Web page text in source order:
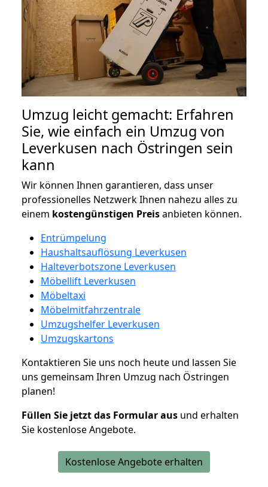
Umzug leicht gemacht: Erfahren
Sie, wie einfach ein Umzug von
Leverkusen nach Östringen sein
kann
Wir können Ihnen garantieren, dass unser
professionelles Netzwerk Ihnen nahezu alles zu
einem kostengünstigen Preisanbieten können.
Entrümpelung
Haushaltsauflösung Leverkusen
Halteverbotszone Leverkusen
Möbellift Leverkusen
Möbeltaxi
Möbelmitfahrzentrale
Umzugshelfer Leverkusen
Umzugskartons
Kontaktieren Sie uns noch heute und lassen Sie
uns gemeinsam Ihren Umzug nach Östringen
planen!
Füllen Sie jetzt das Formular aus und erhalten
Sie kostenlose Angebote.
Kostenlose Angebote erhalten